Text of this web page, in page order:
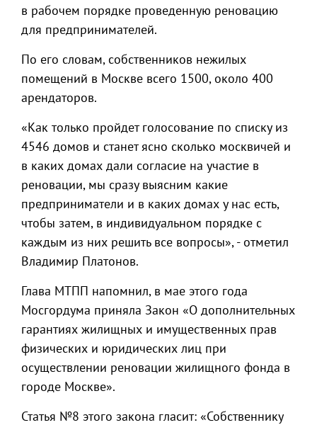
в рабочем порядке проведенную реновацию
для предпринимателей.
По его словам, собственников нежилых
помещений в Москве всего 1500, около 400
арендаторов.
«Как только пройдет голосование по списку из
4546 домов и станет ясно сколько москвичей и
в каких домах дали согласие на участие в
реновации, мы сразу выясним какие
предприниматели и в каких домах у нас есть,
чтобы затем, в индивидуальном порядке с
каждым из них решить все вопросы», - отметил
Владимир Платонов.
Глава МТПП напомнил, в мае этого года
Мосгордума приняла Закон «О дополнительных
гарантиях жилищных и имущественных прав
физических и юридических лиц при
осуществлении реновации жилищного фонда в
городе Москве».
Статья №8 этого закона гласит: «Собственнику